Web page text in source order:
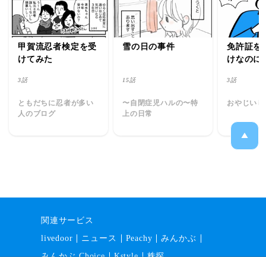
甲賀流忍者検定を受
けてみた
3話
ともだちに忍者が多い
人のブログ
雪の日の事件
15話
〜自閉症児ハルの〜特
上の日常
免許証を
けなのに
3話
おやじい
関連サービス
livedoor
ニュース Peachy
みんかぶ